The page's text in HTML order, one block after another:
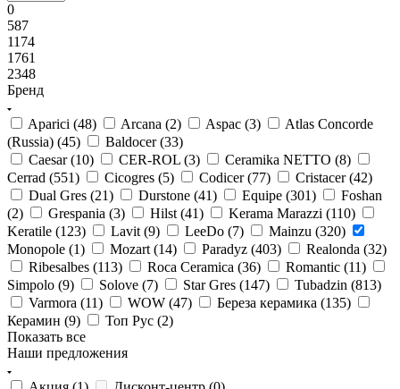
0
587
1174
1761
2348
Бренд
Aparici (48) Arcana (2) Aspac (3)
Atlas Concorde
(Russia) (45) Baldocer (33)
Caesar (10) CER-ROL (3) Ceramika NETTO (8)
Cerrad (551) Cicogres (5) Codicer (77) Cristacer (42)
Dual Gres (21) Durstone (41) Equipe (301)
Foshan
(2) Grespania (3) Hilst (41) Kerama Marazzi (110)
Keratile (123) Lavit (9) LeeDo (7) Mainzu (320)
Monopole (1) Mozart (14) Paradyz (403) Realonda (32)
Ribesalbes (113) Roca Ceramica (36) Romantic (11)
Simpolo (9) Solove (7) Star Gres (147) Tubadzin (813)
Varmora (11) WOW (47) Береза керамика (135)
Керамин (9) Топ Рус (2)
Показать все
Наши предложения